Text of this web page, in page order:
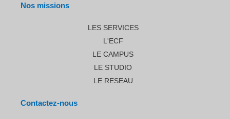
Nos missions
LES SERVICES
L'ECF
LE CAMPUS
LE STUDIO
LE RESEAU
Contactez-nous